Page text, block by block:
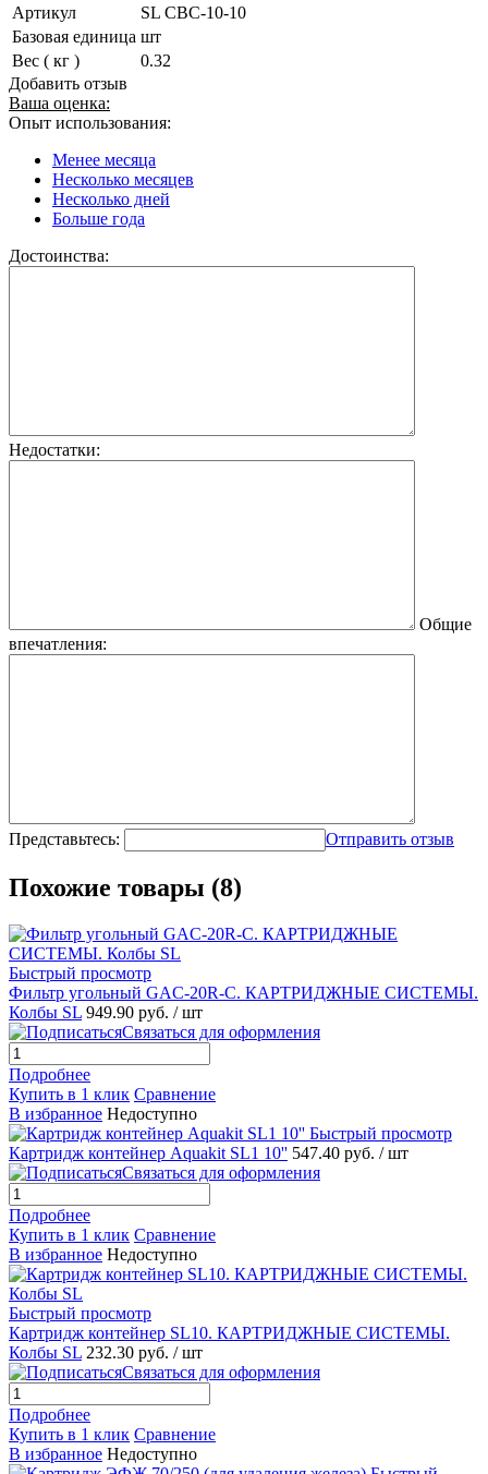
Артикул
SL CBC-10-10
Базовая единица шт
Вес ( кг )
0.32
Добавить отзыв
Ваша оценка:
Опыт использования:
Менее месяца
Несколько месяцев
Несколько дней
Больше года
Достоинства:
Недостатки:
Общие
впечатления:
Представьтесь: Отправить отзыв
Похожие товары (8)
Быстрый просмотр
Фильтр угольный GAC-20R-C. КАРТРИДЖНЫЕ СИСТЕМЫ.
Колбы SL 949.90 руб. / шт
Связаться для оформления
Подробнее
Купить в 1 клик Сравнение
В избранное Недоступно
Быстрый просмотр
Картридж контейнер Aquakit SL1 10'' 547.40 руб. / шт
Связаться для оформления
Подробнее
Купить в 1 клик Сравнение
В избранное Недоступно
Быстрый просмотр
Картридж контейнер SL10. КАРТРИДЖНЫЕ СИСТЕМЫ.
Колбы SL 232.30 руб. / шт
Связаться для оформления
Подробнее
Купить в 1 клик Сравнение
В избранное Недоступно